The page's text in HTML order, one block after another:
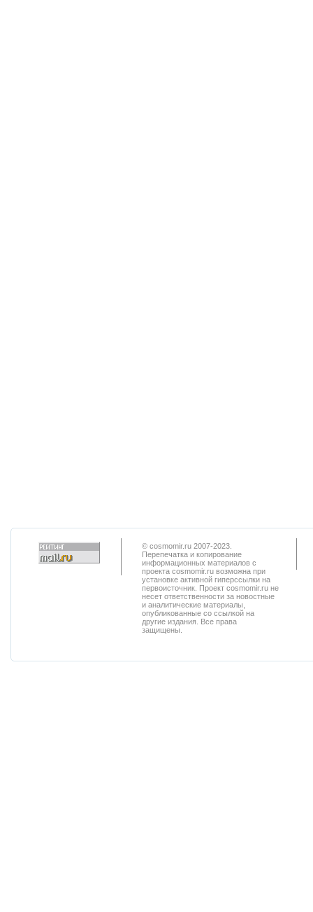
© cosmomir.ru 2007-2023.
Перепечатка и копирование
информационных материалов с
проекта cosmomir.ru возможна при
установке активной гиперссылки на
первоисточник. Проект cosmomir.ru не
несет ответственности за новостные
и аналитические материалы,
опубликованные со ссылкой на
другие издания. Все права
защищены.